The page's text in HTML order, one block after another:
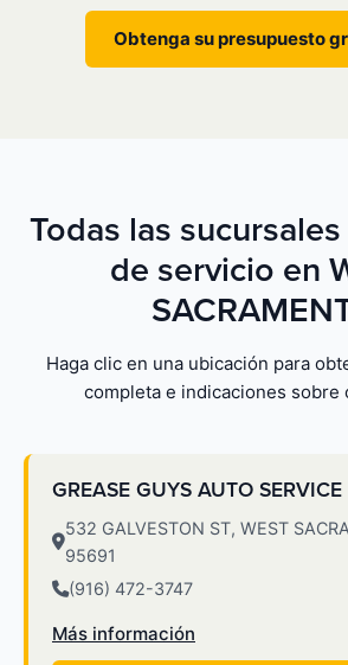
Obtenga su presupuesto
Todas las
de servicio en
Haga clic en una ubicación para
completa e indicaciones sobre
GREASE GUYS AUTO SERVICE
532 GALVESTON ST, WEST
95691
(916) 472-3747
Más información